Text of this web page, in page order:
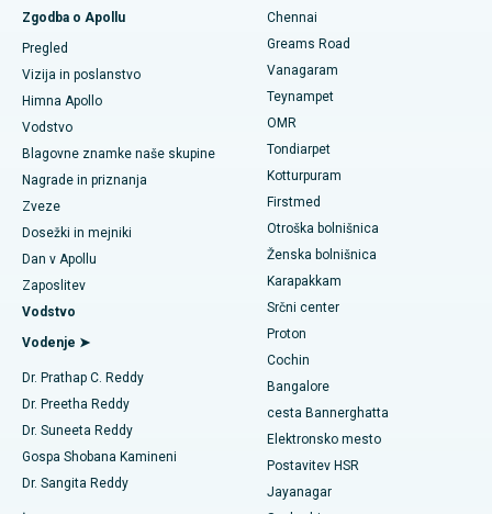
Poiščite zobozdravnika
Poiščite pediatrično
Poiščite dermatologa
Poiščite urologa
Poiščite diabetologa
Poiščite ginekologa
Najboljša bolnišnica na cesti PH v Chennaiju
Najboljši srčni center v Thousand Lights, Chennai
Najboljša bolnišnica v Jubilee Hillsu v Hyderabadu
Najboljša bolnišnica v Tondiarpetu v Chennaiju
Najboljša bolnišnica v Kotturpuramu v Chennaiju
Najboljša bolnišnica na cesti Kovai, Karur
Najboljša bolnišnica v Karapakkamu v Chennaiju
Najboljša bolnišnica v Arilovi, Vizag
Najboljša bolnišnica na cesti Kanpur v Lucknowu
Najboljša bolnišnica v sektorju 26 v Noidi
Najboljša bolnišnica v Gandhinagarju v Ahmedabadu
Hitra zamenjava kolena v dnevnem varstvu
Gastrektomija rokavice
Lasik kirurgija
Liposukcija
Koronarni angiogram
Zamenjava aortalnega ventila transkatetra
Popravilo ventila MitraClip
Minimalno invazivna srčna kirurgija
Ablacija katetra
Rekonstrukcijska kirurgija ACL
Zamenjava obrnjenih ramen
Zgodba o Apollu
Pregled
Vizija in poslanstvo
Himna Apollo
Vodstvo
Blagovne znamke naše skupine
Nagrade in priznanja
Zveze
Dosežki in mejniki
Dan v Apollu
Zaposlitev
Vodstvo
Vodenje ➤
Dr. Prathap C. Reddy
Dr. Preetha Reddy
Dr. Suneeta Reddy
Gospa Shobana Kamineni
Dr. Sangita Reddy
.
Chennai
Greams Road
Vanagaram
Teynampet
OMR
Tondiarpet
Kotturpuram
Firstmed
Otroška bolnišnica
Ženska bolnišnica
Karapakkam
Srčni center
Proton
Cochin
Bangalore
cesta Bannerghatta
Elektronsko mesto
Postavitev HSR
Jayanagar